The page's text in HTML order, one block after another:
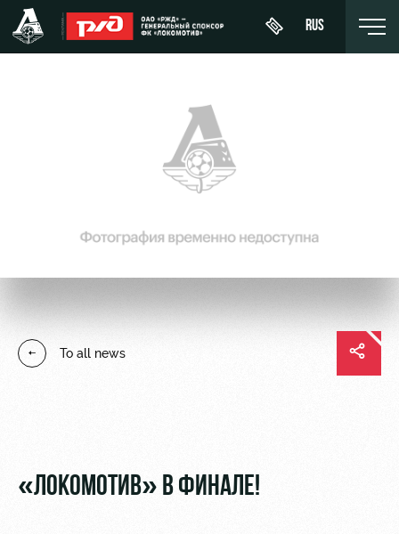
RUS
table
Coaching Stadium
About
Sponsors
Contacts
Youth
19)
To all news
«ЛОКОМОТИВ» В ФИНАЛЕ!